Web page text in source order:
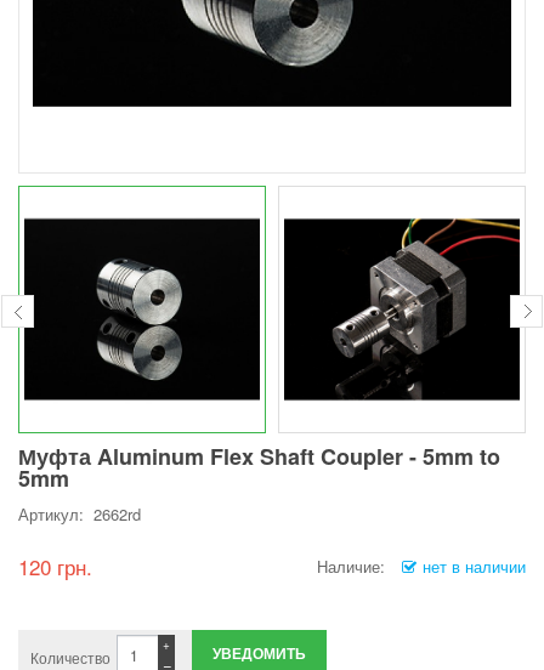
Муфта Aluminum Flex Shaft Coupler - 5mm to
5mm
Артикул: 2662rd
120 грн. Наличие: нет в наличии
Количество −
+ УВЕДОМИТЬ